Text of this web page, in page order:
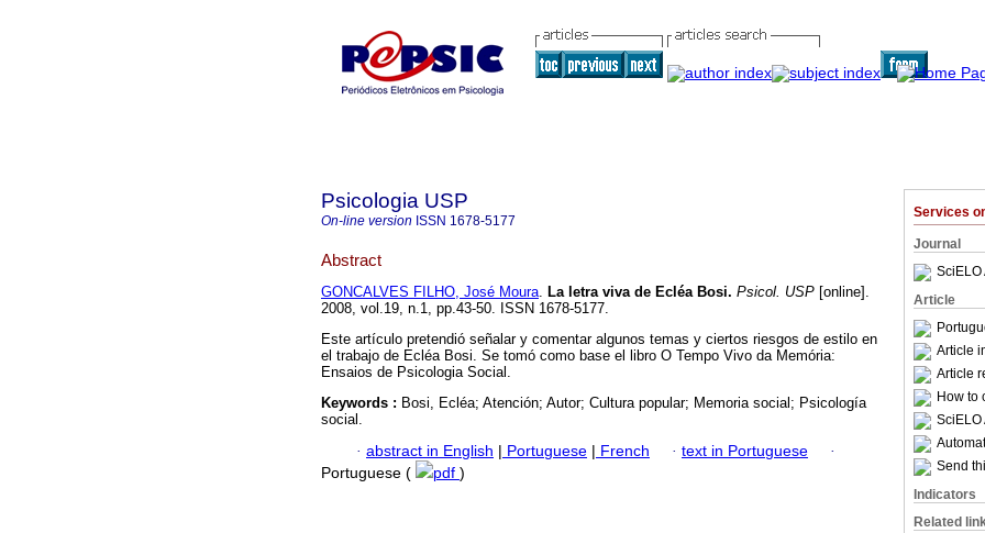
Services
Journal
SciELO
Article
Article
Article
How to
SciELO
Send
Indicators
Related
Psicologia USP
On-line version ISSN 1678-5177
Abstract
GONCALVES FILHO, José Moura. La letra viva de Ecléa Bosi. Psicol. USP [online].
2008, vol.19, n.1, pp.43-50. ISSN 1678-5177.
Este artículo pretendió señalar y comentar algunos temas y ciertos riesgos de estilo en
el trabajo de Ecléa Bosi. Se tomó como base el libro O Tempo Vivo da Memória:
Ensaios de Psicologia Social.
Keywords : Bosi, Ecléa; Atención; Autor; Cultura popular; Memoria social; Psicología
social.
· abstract in English | Portuguese | French · text in Portuguese
·
Portuguese (
pdf )